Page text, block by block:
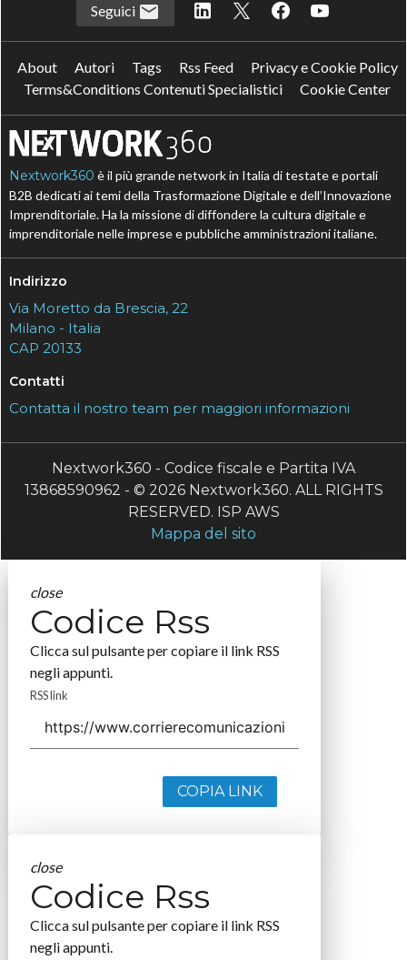
Seguici
About Autori Tags Rss Feed
Privacy e Cookie Policy
Terms&Conditions Contenuti Specialistici
Cookie Center
Nextwork360 è il più grande network in Italia di testate e portali
B2B dedicati ai temi della Trasformazione Digitale e dell’Innovazione
Imprenditoriale. Ha la missione di diffondere la cultura digitale e
imprenditoriale nelle imprese e pubbliche amministrazioni italiane.
Indirizzo
Via Moretto da Brescia, 22
Milano - Italia
CAP 20133
Contatti
Contatta il nostro team per maggiori informazioni
Nextwork360 - Codice fiscale e Partita IVA
13868590962 - © 2026 Nextwork360. ALL RIGHTS
RESERVED. ISP AWS
Mappa del sito
close
Codice Rss
Clicca sul pulsante per copiare il link RSS
negli appunti.
RSS link
COPIA LINK
close
Codice Rss
Clicca sul pulsante per copiare il link RSS
negli appunti.